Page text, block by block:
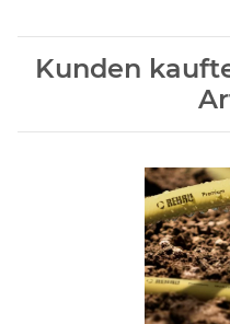
Kunden